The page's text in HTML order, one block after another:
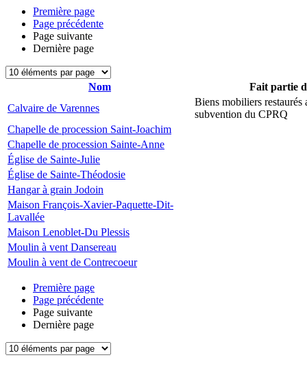
Première page
Page précédente
Page suivante
Dernière page
Nom
Fait partie
Calvaire de Varennes
Biens mobiliers restaurés
subvention du CPRQ
Chapelle de procession Saint-Joachim
Chapelle de procession Sainte-Anne
Église de Sainte-Julie
Église de Sainte-Théodosie
Hangar à grain Jodoin
Maison François-Xavier-Paquette-Dit-
Lavallée
Maison Lenoblet-Du Plessis
Moulin à vent Dansereau
Moulin à vent de Contrecoeur
Première page
Page précédente
Page suivante
Dernière page